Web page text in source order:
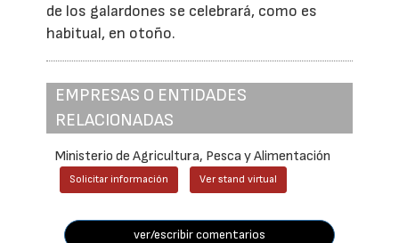
de los galardones se celebrará, como es
habitual, en otoño.
EMPRESAS O ENTIDADES
RELACIONADAS
Ministerio de Agricultura, Pesca y Alimentación
Solicitar información Ver stand virtual
ver/escribir comentarios